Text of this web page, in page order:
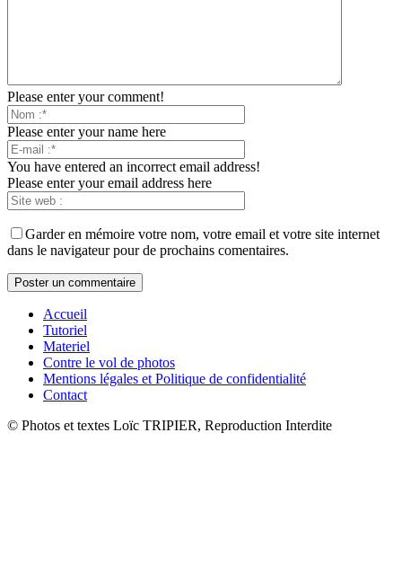
Please enter your comment!
Please enter your name here
You have entered an incorrect email address!
Please enter your email address here
Garder en mémoire votre nom, votre email et votre site internet
dans le navigateur pour de prochains comentaires.
Accueil
Tutoriel
Materiel
Contre le vol de photos
Mentions légales et Politique de confidentialité
Contact
© Photos et textes Loïc TRIPIER, Reproduction Interdite